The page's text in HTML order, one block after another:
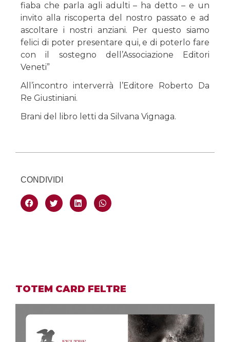
fiaba che parla agli adulti – ha detto – e un
invito alla riscoperta del nostro passato e ad
ascoltare i nostri anziani. Per questo siamo
felici di poter presentare qui, e di poterlo fare
con il sostegno dell’Associazione Editori
Veneti”
All’incontro interverrà l’Editore Roberto Da
Re Giustiniani.
Brani del libro letti da Silvana Vignaga.
CONDIVIDI
TOTEM CARD FELTRE